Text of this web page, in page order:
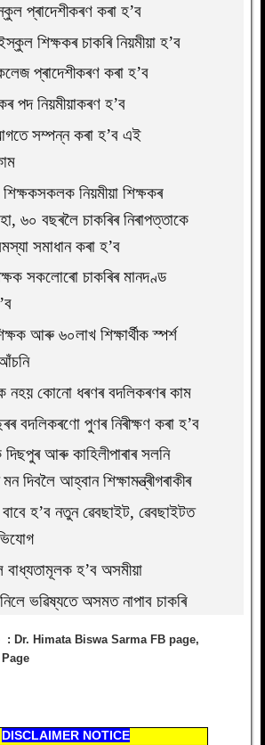
প্ৰাদেশীকৰণ কৰা হ’ব
শিক্ষকৰ চাকৰি নিয়মীয়া হ’ব
প্ৰাদেশীকৰণ কৰা হ’ব
পদ নিয়মীয়াকৰণ হ’ব
সম্পন্ন কৰা হ’ব এই
নিয়মীয়া শিক্ষকৰ
৬০ বছৰলৈ চাকৰিৰ নিৰাপত্তাকে
সমাধান কৰা হ’ব
সকলোৰো চাকৰিৰ মানদণ্ড
আৰু ৬০লাখ শিক্ষাৰ্থীক স্পৰ্শ
নহয় কোনো ধৰণৰ বদলিকৰণৰ কাম
বদলিকৰণো পুণৰ নিৰীক্ষণ কৰা হ’ব
আৰু কাহিলীপাৰাৰ সলনি
দিবলৈ আহ্বান শিক্ষামন্ত্ৰীগৰাকীৰ
হ’ব নতুন ৱেবছাইট, ৱেবছাইটত
বাধ্যতামূলক হ’ব অসমীয়া
ভৱিষ্যতে অসমত নাপাব চাকৰি
Dr. Himata Biswa Sarma FB page,
DISCLAIMER NOTICE